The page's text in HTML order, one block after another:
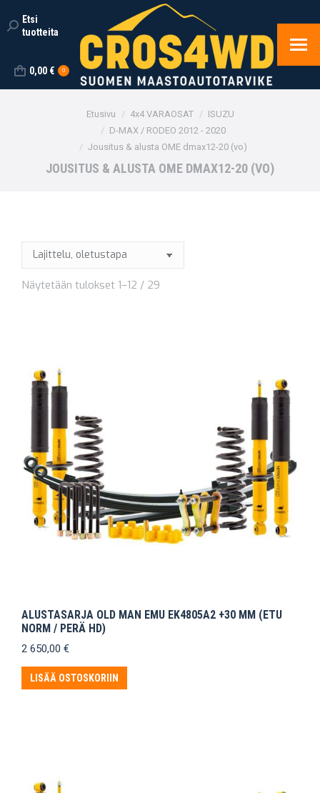
Search:
Etsi
tuotteita
0,00 € 0
Etusivu 4x4 VARAOSAT
ISUZU
D-MAX / RODEO 2012 - 2020
Jousitus & alusta OME dmax12-20 (vo)
JOUSITUS & ALUSTA OME DMAX12-20 (VO)
Näytetään tulokset 1–12 / 29
ALUSTASARJA OLD MAN EMU EK4805A2 +30 MM (ETU
NORM / PERÄ HD)
2 650,00 €
LISÄÄ OSTOSKORIIN